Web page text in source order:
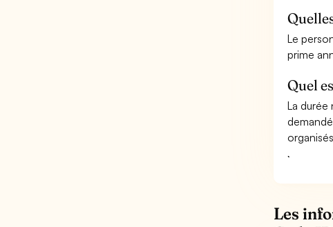
Le
prime
Quel
La durée
Les